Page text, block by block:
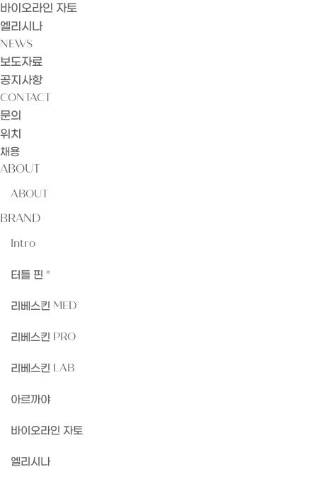
바이오라인 자토
엘리시나
NEWS
보도자료
공지사항
CONTACT
문의
위치
채용
ABOUT
ABOUT
BRAND
Intro
터틀 핀 ®
리베스킨 MED
리베스킨 PRO
리베스킨 LAB
아르까야
바이오라인 자토
엘리시나